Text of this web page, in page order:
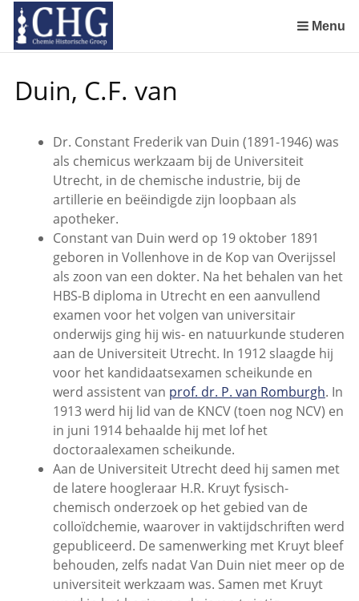
links
over
naar
de
Spring
naar
het
menu
Menu
Duin, C.F. van
Dr. Constant Frederik van Duin (1891-1946) was
als chemicus werkzaam bij de Universiteit
Utrecht, in de chemische industrie, bij de
artillerie en beëindigde zijn loopbaan als
apotheker.
Constant van Duin werd op 19 oktober 1891
geboren in Vollenhove in de Kop van Overijssel
als zoon van een dokter. Na het behalen van het
HBS-B diploma in Utrecht en een aanvullend
examen voor het volgen van universitair
onderwijs ging hij wis- en natuurkunde studeren
aan de Universiteit Utrecht. In 1912 slaagde hij
voor het kandidaatsexamen scheikunde en
werd assistent van prof. dr. P. van Romburgh. In
1913 werd hij lid van de KNCV (toen nog NCV) en
in juni 1914 behaalde hij met lof het
doctoraalexamen scheikunde.
Aan de Universiteit Utrecht deed hij samen met
de latere hoogleraar H.R. Kruyt fysisch-
chemisch onderzoek op het gebied van de
colloïdchemie, waarover in vaktijdschriften werd
gepubliceerd. De samenwerking met Kruyt bleef
behouden, zelfs nadat Van Duin niet meer op de
universiteit werkzaam was. Samen met Kruyt